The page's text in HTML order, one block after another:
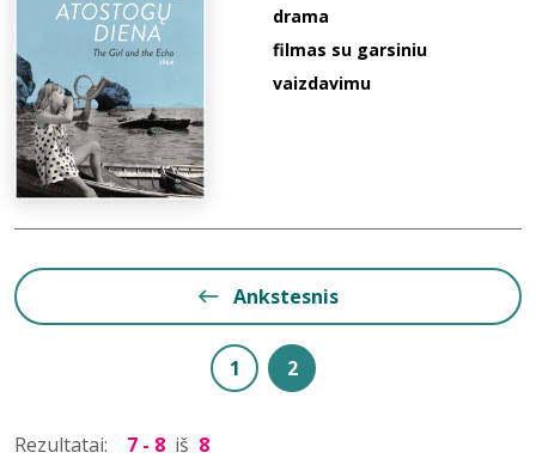
drama
filmas su garsiniu
vaizdavimu
Ankstesnis
1 2
Rezultatai: 7 - 8 iš 8